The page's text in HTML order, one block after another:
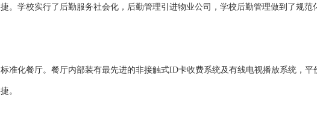
。学校实行了后勤服务社会化，后勤管理引进物业公司，学校后勤管理做到了规范
化餐厅。餐厅内部装有最先进的非接触式ID卡收费系统及有线电视播放系统，平
。